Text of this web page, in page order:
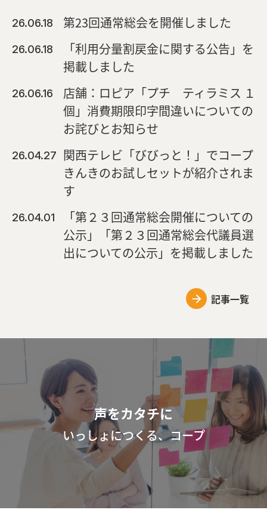
26.06.18 第23回通常総会を開催しました
26.06.18
「利用分量割戻金に関する公告」を
掲載しました
26.06.16
店舗：ロピア「プチ ティラミス １
個」消費期限印字間違いについての
お詫びとお知らせ
26.04.27
関西テレビ「びびっと！」でコープ
きんきのお試しセットが紹介されま
す
26.04.01
「第２３回通常総会開催についての
公示」「第２３回通常総会代議員選
出についての公示」を掲載しました
記事一覧
声をカタチに
いっしょにつくる、コープ